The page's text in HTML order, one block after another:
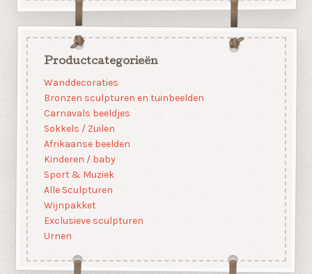
Productcategorieën
Wanddecoraties
Bronzen sculpturen en tuinbeelden
Carnavals beeldjes
Sokkels / Zuilen
Afrikaanse beelden
Kinderen / baby
Sport & Muziek
Alle Sculpturen
Wijnpakket
Exclusieve sculpturen
Urnen